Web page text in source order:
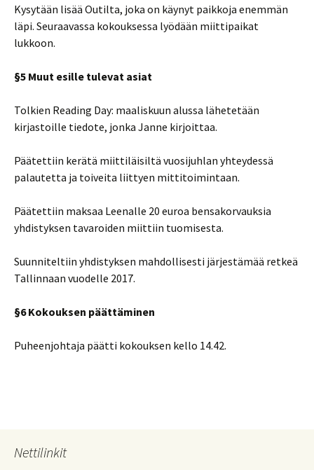
Kysytään lisää Outilta, joka on käynyt paikkoja enemmän
läpi. Seuraavassa kokouksessa lyödään miittipaikat
lukkoon.
§5 Muut esille tulevat asiat
Tolkien Reading Day: maaliskuun alussa lähetetään
kirjastoille tiedote, jonka Janne kirjoittaa.
Päätettiin kerätä miittiläisiltä vuosijuhlan yhteydessä
palautetta ja toiveita liittyen mittitoimintaan.
Päätettiin maksaa Leenalle 20 euroa bensakorvauksia
yhdistyksen tavaroiden miittiin tuomisesta.
Suunniteltiin yhdistyksen mahdollisesti järjestämää retkeä
Tallinnaan vuodelle 2017.
§6 Kokouksen päättäminen
Puheenjohtaja päätti kokouksen kello 14.42.
Nettilinkit